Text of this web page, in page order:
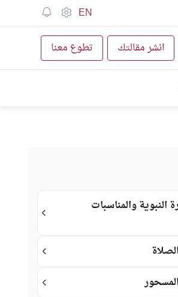
EN
انشر مقالتك تطوع معنا
النبوية والمناسبات